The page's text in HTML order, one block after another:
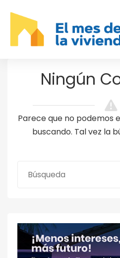
Ningún
Parece que no podemos
buscando. Tal vez la